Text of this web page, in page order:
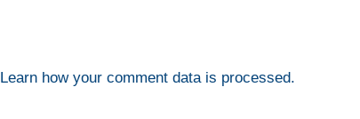
Learn how your comment data is processed.